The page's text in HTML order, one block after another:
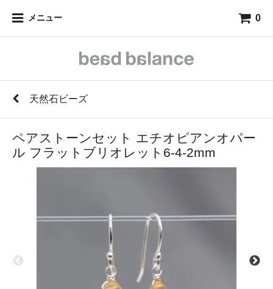
メニュー 0
天然石ビーズ
ペアストーンセット エチオピアンオパー
ル フラットブリオレット6-4-2mm